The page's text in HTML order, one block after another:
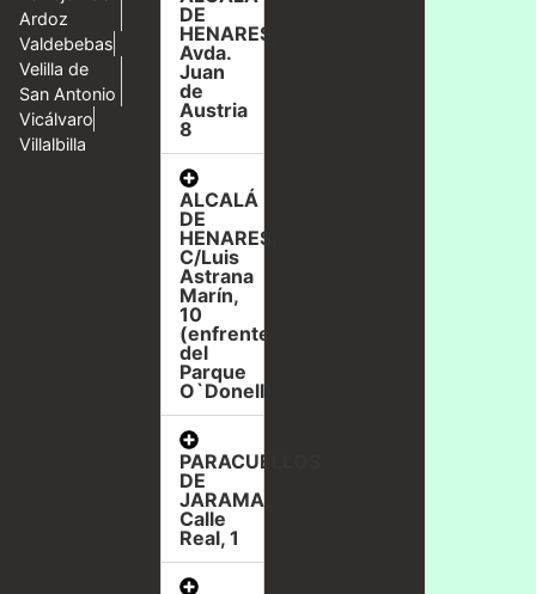
Ardoz
Valdebebas
Velilla de
San Antonio
Vicálvaro
Villalbilla
DE
HENARES,
Avda.
Juan
de
Austria
8
ALCALÁ
DE
HENARES,
C/Luis
Astrana
Marín,
10
(enfrente
del
Parque
O`Donell)
PARACUELLOS
DE
JARAMA,
Calle
Real, 1